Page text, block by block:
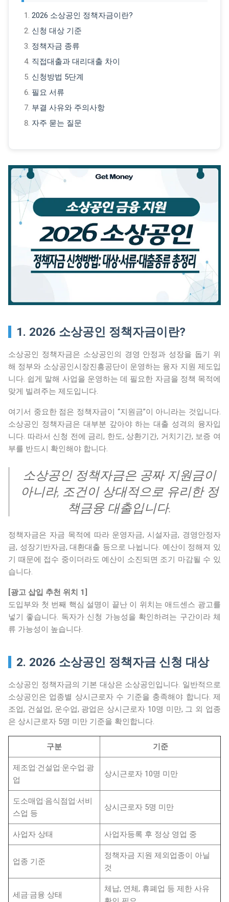
2026 소상공인 정책자금이란?
신청 대상 기준
정책자금 종류
직접대출과 대리대출 차이
신청방법 5단계
필요 서류
부결 사유와 주의사항
자주 묻는 질문
1. 2026 소상공인 정책자금이란?
소상공인 정책자금은 소상공인의 경영 안정과 성장을 돕기 위
해 정부와 소상공인시장진흥공단이 운영하는 융자 지원 제도입
니다. 쉽게 말해 사업을 운영하는 데 필요한 자금을 정책 목적에
맞게 빌려주는 제도입니다.
여기서 중요한 점은 정책자금이 “지원금”이 아니라는 것입니다.
소상공인 정책자금은 대부분 갚아야 하는 대출 성격의 융자입
니다. 따라서 신청 전에 금리, 한도, 상환기간, 거치기간, 보증 여
부를 반드시 확인해야 합니다.
소상공인 정책자금은 공짜 지원금이
아니라, 조건이 상대적으로 유리한 정
책금융 대출입니다.
정책자금은 자금 목적에 따라 운영자금, 시설자금, 경영안정자
금, 성장기반자금, 대환대출 등으로 나뉩니다. 예산이 정해져 있
기 때문에 접수 중이더라도 예산이 소진되면 조기 마감될 수 있
습니다.
[광고 삽입 추천 위치 1]
도입부와 첫 번째 핵심 설명이 끝난 이 위치는 애드센스 광고를
넣기 좋습니다. 독자가 신청 가능성을 확인하려는 구간이라 체
류 가능성이 높습니다.
2. 2026 소상공인 정책자금 신청 대상
소상공인 정책자금의 기본 대상은 소상공인입니다. 일반적으로
소상공인은 업종별 상시근로자 수 기준을 충족해야 합니다. 제
조업, 건설업, 운수업, 광업은 상시근로자 10명 미만, 그 외 업종
은 상시근로자 5명 미만 기준을 확인합니다.
구분 기준
제조업·건설업·운수업·광
업
상시근로자 10명 미만
도소매업·음식점업·서비
스업 등
상시근로자 5명 미만
사업자 상태 사업자등록 후 정상 영업 중
업종 기준
정책자금 지원 제외업종이 아닐
것
세금·금융 상태
체납, 연체, 휴폐업 등 제한 사유